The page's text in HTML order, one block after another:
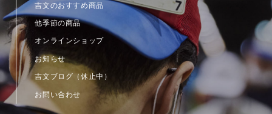
吉文のおすすめ商品
他季節の商品
オンラインショップ
お知らせ
吉文ブログ（休止中）
お問い合わせ